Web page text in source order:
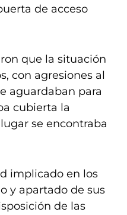
de acceso
que la situación
con agresiones al
aguardaban para
cubierta la
se encontraba
implicado en los
y apartado de sus
de las